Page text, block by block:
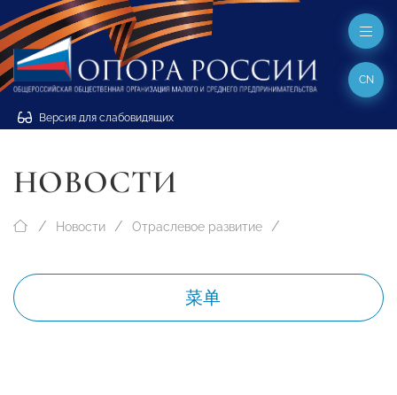
Версия для слабовидящих
CN
НОВОСТИ
Новости Отраслевое развитие
菜单